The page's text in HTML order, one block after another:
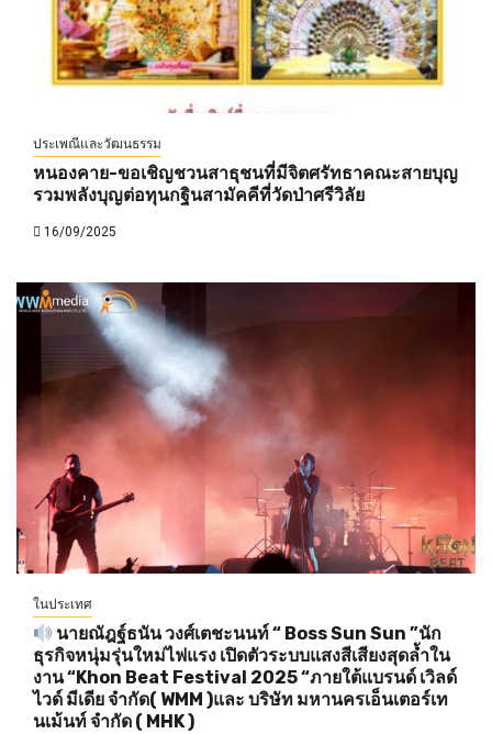
ประเพณีและวัฒนธรรม
หนองคาย-ขอเชิญชวนสาธุชนที่มีจิตศรัทธาคณะสายบุญ
รวมพลังบุญต่อทุนกฐินสามัคคีที่วัดป่าศรีวิลัย
16/09/2025
ในประเทศ
นายณัฎฐ์ธนัน วงศ์เตชะนนท์ “ Boss Sun Sun ”นัก
ธุรกิจหนุ่มรุ่นใหม่ไฟแรง เปิดตัวระบบแสงสีเสียงสุดล้ำใน
งาน “Khon Beat Festival 2025 “ภายใต้แบรนด์ เวิลด์
ไวด์ มีเดีย จำกัด( WMM )และ บริษัท มหานครเอ็นเตอร์เท
นเม้นท์ จำกัด ( MHK )